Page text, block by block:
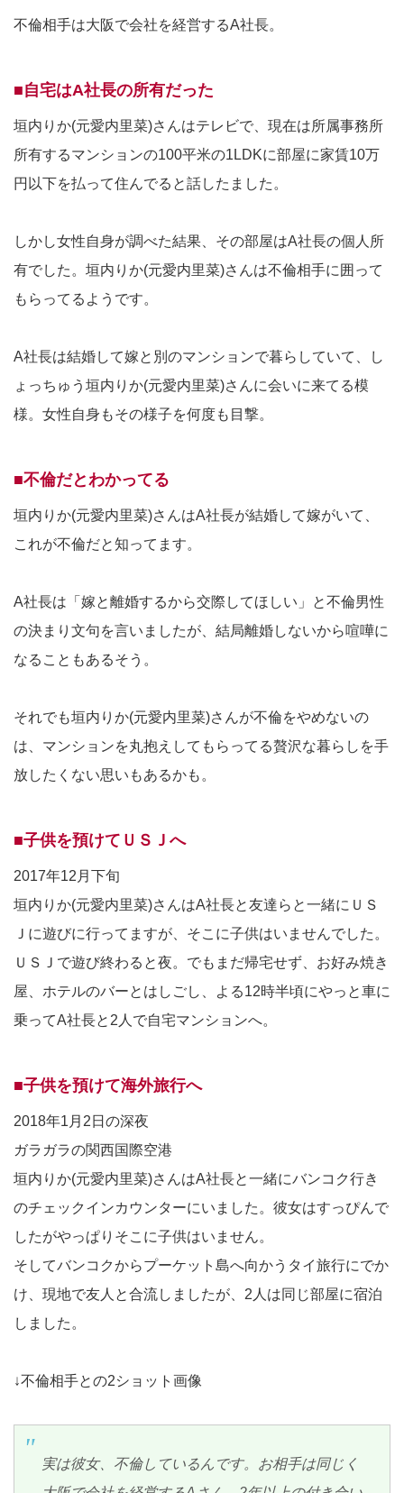
不倫相手は大阪で会社を経営するA社長。
■自宅はA社長の所有だった
垣内りか(元愛内里菜)さんはテレビで、現在は所属事務所
所有するマンションの100平米の1LDKに部屋に家賃10万
円以下を払って住んでると話したました。
しかし女性自身が調べた結果、その部屋はA社長の個人所
有でした。垣内りか(元愛内里菜)さんは不倫相手に囲って
もらってるようです。
A社長は結婚して嫁と別のマンションで暮らしていて、し
ょっちゅう垣内りか(元愛内里菜)さんに会いに来てる模
様。女性自身もその様子を何度も目撃。
■不倫だとわかってる
垣内りか(元愛内里菜)さんはA社長が結婚して嫁がいて、
これが不倫だと知ってます。
A社長は「嫁と離婚するから交際してほしい」と不倫男性
の決まり文句を言いましたが、結局離婚しないから喧嘩に
なることもあるそう。
それでも垣内りか(元愛内里菜)さんが不倫をやめないの
は、マンションを丸抱えしてもらってる贅沢な暮らしを手
放したくない思いもあるかも。
■子供を預けてＵＳＪへ
2017年12月下旬
垣内りか(元愛内里菜)さんはA社長と友達らと一緒にＵＳ
Ｊに遊びに行ってますが、そこに子供はいませんでした。
ＵＳＪで遊び終わると夜。でもまだ帰宅せず、お好み焼き
屋、ホテルのバーとはしごし、よる12時半頃にやっと車に
乗ってA社長と2人で自宅マンションへ。
■子供を預けて海外旅行へ
2018年1月2日の深夜
ガラガラの関西国際空港
垣内りか(元愛内里菜)さんはA社長と一緒にバンコク行き
のチェックインカウンターにいました。彼女はすっぴんで
したがやっぱりそこに子供はいません。
そしてバンコクからプーケット島へ向かうタイ旅行にでか
け、現地で友人と合流しましたが、2人は同じ部屋に宿泊
しました。
↓不倫相手との2ショット画像
実は彼女、不倫しているんです。お相手は同じく